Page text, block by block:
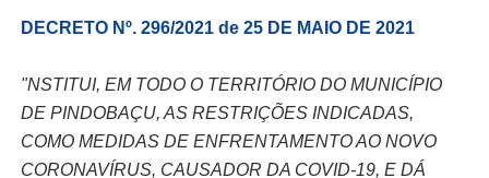
DECRETO Nº. 296/2021 de 25 DE MAIO DE 2021
"NSTITUI, EM TODO O TERRITÓRIO DO MUNICÍPIO
DE PINDOBAÇU, AS RESTRIÇÕES INDICADAS,
COMO MEDIDAS DE ENFRENTAMENTO AO NOVO
CORONAVÍRUS, CAUSADOR DA COVID-19, E DÁ